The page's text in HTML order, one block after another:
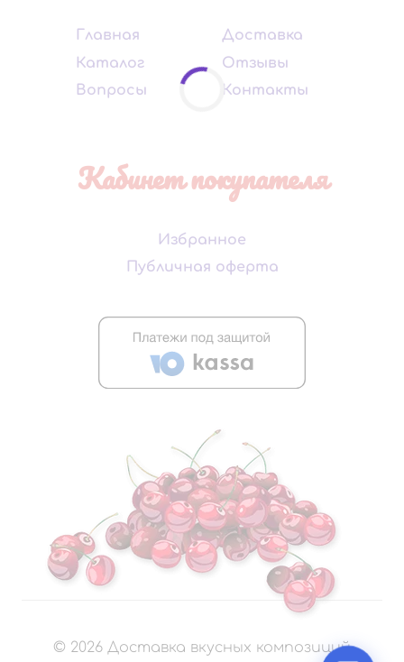
Главная
Каталог
Вопросы
Доставка
Отзывы
Контакты
Кабинет покупателя
Избранное
Публичная оферта
© 2026 Доставка вкусных композиций